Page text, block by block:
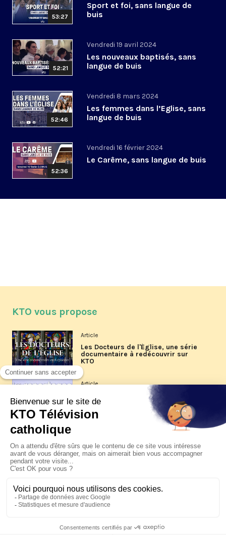
53:27
Sport et foi, sans langue de
buis
52:21
Vendredi 19 avril 2024
Les nouveaux baptisés, sans
langue de buis
52:46
Vendredi 8 mars 2024
Les femmes dans l’Eglise, sans
langue de buis
52:36
Vendredi 16 février 2024
Le Carême, sans langue de buis
KTO vous propose
Article
Les Docteurs de l'Église, une série
documentaire à redécouvrir sur
KTO
Article
Les reportages d'été 2026 de KTO
La visite pastorale du pape Léon
XIV à Assise à suivre sur KTO le
jeudi 6 août
Le pape en Uruguay, Argentine et
Pérou du 6 au 17 novembre 2026